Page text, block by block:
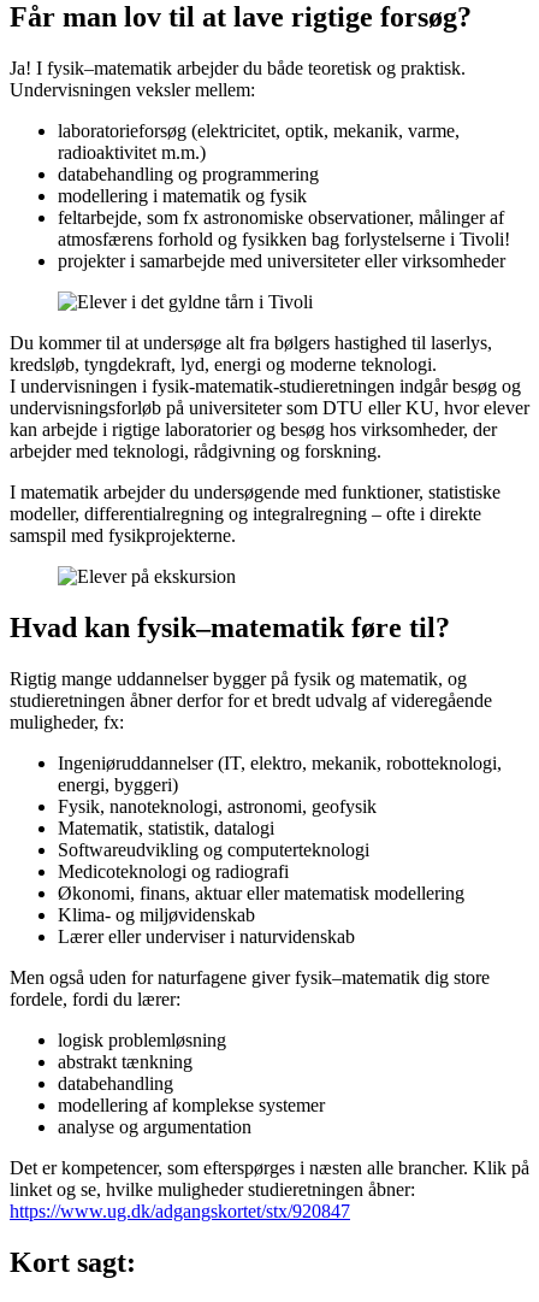
Får man lov til at lave rigtige forsøg?
Ja! I fysik–matematik arbejder du både teoretisk og praktisk.
Undervisningen veksler mellem:
laboratorieforsøg (elektricitet, optik, mekanik, varme,
radioaktivitet m.m.)
databehandling og programmering
modellering i matematik og fysik
feltarbejde, som fx astronomiske observationer, målinger af
atmosfærens forhold og fysikken bag forlystelserne i Tivoli!
projekter i samarbejde med universiteter eller virksomheder
Du kommer til at undersøge alt fra bølgers hastighed til laserlys,
kredsløb, tyngdekraft, lyd, energi og moderne teknologi.
I undervisningen i fysik-matematik-studieretningen indgår besøg og
undervisningsforløb på universiteter som DTU eller KU, hvor elever
kan arbejde i rigtige laboratorier og besøg hos virksomheder, der
arbejder med teknologi, rådgivning og forskning.
I matematik arbejder du undersøgende med funktioner, statistiske
modeller, differentialregning og integralregning – ofte i direkte
samspil med fysikprojekterne.
Hvad kan fysik–matematik føre til?
Rigtig mange uddannelser bygger på fysik og matematik, og
studieretningen åbner derfor for et bredt udvalg af videregående
muligheder, fx:
Ingeniøruddannelser (IT, elektro, mekanik, robotteknologi,
energi, byggeri)
Fysik, nanoteknologi, astronomi, geofysik
Matematik, statistik, datalogi
Softwareudvikling og computerteknologi
Medicoteknologi og radiografi
Økonomi, finans, aktuar eller matematisk modellering
Klima- og miljøvidenskab
Lærer eller underviser i naturvidenskab
Men også uden for naturfagene giver fysik–matematik dig store
fordele, fordi du lærer:
logisk problemløsning
abstrakt tænkning
databehandling
modellering af komplekse systemer
analyse og argumentation
Det er kompetencer, som efterspørges i næsten alle brancher. Klik på
linket og se, hvilke muligheder studieretningen åbner:
https://www.ug.dk/adgangskortet/stx/920847
Kort sagt: